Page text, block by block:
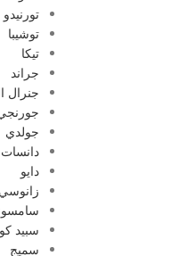
تورنيدو
توشيبا
تيكا
جراند
جنرال
جولدي
دانسات
دايو
زانوسي
سبيد
سميج